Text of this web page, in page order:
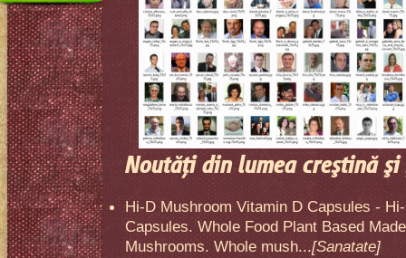
Noutăţi din lumea creştină
Hi-D Mushroom Vitamin D Capsules -
Capsules. Whole Food Plant Based
Mushrooms. Whole mush...[Sanatate]